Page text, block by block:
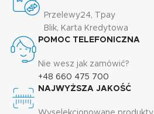
Przelewy24, Tpay
Blik, Karta Kredytowa
POMOC TELEFONICZNA
Nie wesz jak zamówić?
+48 660 475 700
NAJWYŻSZA JAKOŚĆ